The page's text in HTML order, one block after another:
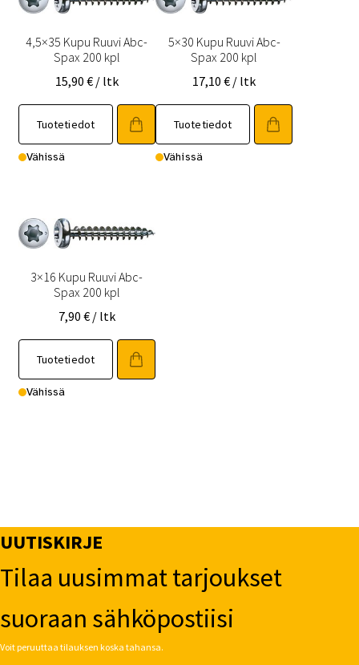
4,5×35 Kupu Ruuvi Abc-
Spax 200 kpl
15,90 € / ltk
Tuotetiedot
Vähissä
5×30 Kupu Ruuvi Abc-
Spax 200 kpl
17,10€ / ltk
Tuotetiedot
Vähissä
3×16 Kupu Ruuvi Abc-
Spax 200 kpl
7,90 € / ltk
Tuotetiedot
Vähissä
UUTISKIRJE
Tilaa uusimmat tarjoukset
suoraan sähköpostiisi
Voit peruuttaa tilauksen koska tahansa.